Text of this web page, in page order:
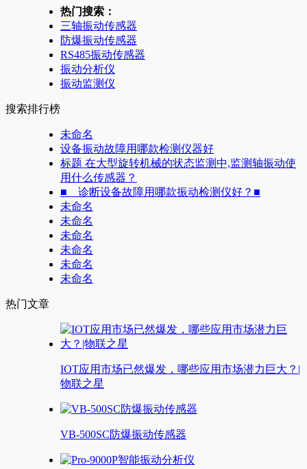
热门搜索：
三轴振动传感器
防爆振动传感器
RS485振动传感器
振动分析仪
振动监测仪
搜索排行榜
未命名
设备振动故障用哪款检测仪器好
标题 在大型旋转机械的状态监测中,监测轴振动使
用什么传感器？
■ 诊断设备故障用哪款振动检测仪好？■
未命名
未命名
未命名
未命名
未命名
未命名
热门文章
IOT应用市场已然爆发，哪些应用市场潜力巨大？|
物联之星
VB-500SC防爆振动传感器